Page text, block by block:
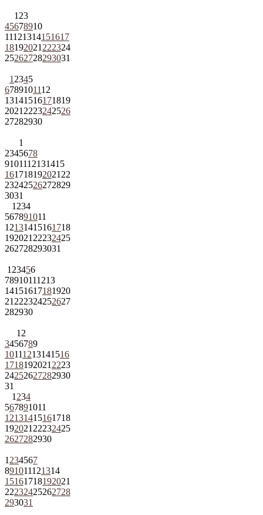
1 23
45678910
11121314151617
18192021 222324
25262728293031
1 2345
6789101112
13141516171819
2021 2223242526
27282930
1
2345678
9101112131415
161718192021 22
23242526272829
3031
1 234
567891011
12131415161718
192021 22232425
262728293031
1 23456
78910111213
14151617181920
21 222324252627
282930
1 2
3456789
10111213141516
1718192021 2223
24252627282930
31
1 234
567891011
12131415161718
192021 22232425
2627282930
1 234567
891011121314
15161718192021
22232425262728
293031